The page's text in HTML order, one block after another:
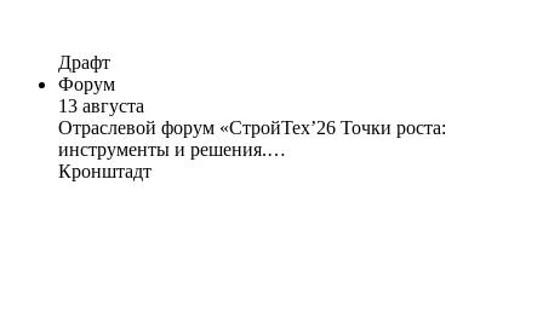
Драфт
Форум
13 августа
Отраслевой форум «СтройТех’26 Точки роста:
инструменты и решения.…
Кронштадт